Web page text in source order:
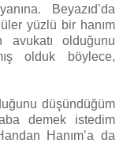
Beyazıd’da
yüzlü bir hanım
avukatı olduğunu
olduk böylece,
düşündüğüm
demek istedim
Hanım’a da